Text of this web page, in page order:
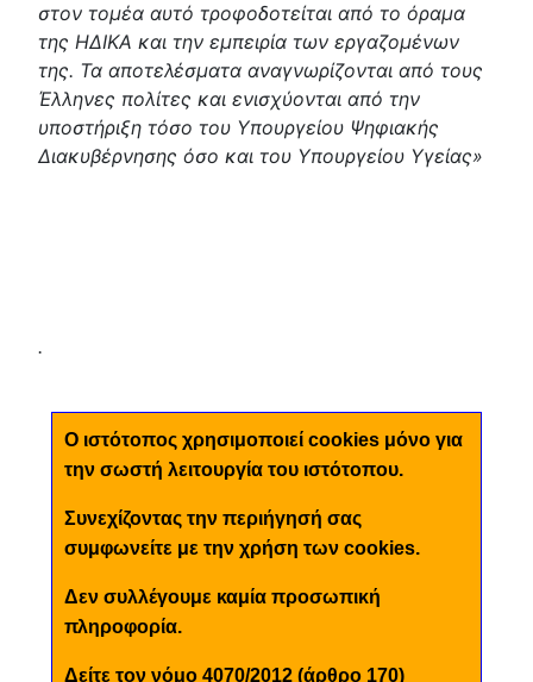
στον τομέα αυτό τροφοδοτείται από το όραμα
της ΗΔΙΚΑ και την εμπειρία των εργαζομένων
της. Τα αποτελέσματα αναγνωρίζονται από τους
Έλληνες πολίτες και ενισχύονται από την
υποστήριξη τόσο του Υπουργείου Ψηφιακής
Διακυβέρνησης όσο και του Υπουργείου Υγείας»
.
Ο ιστότοπος χρησιμοποιεί cookies μόνο για
την σωστή λειτουργία του ιστότοπου.
Συνεχίζοντας την περιήγησή σας
συμφωνείτε με την χρήση των cookies.
Δεν συλλέγουμε καμία προσωπική
πληροφορία.
Δείτε τον νόμο 4070/2012 (άρθρο 170)